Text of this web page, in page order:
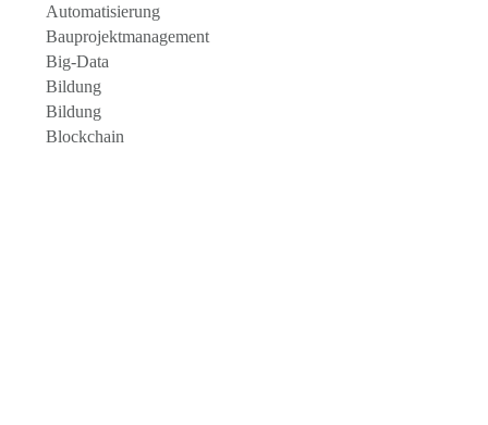
Automatisierung
Bauprojektmanagement
Big-Data
Bildung
Bildung
Blockchain